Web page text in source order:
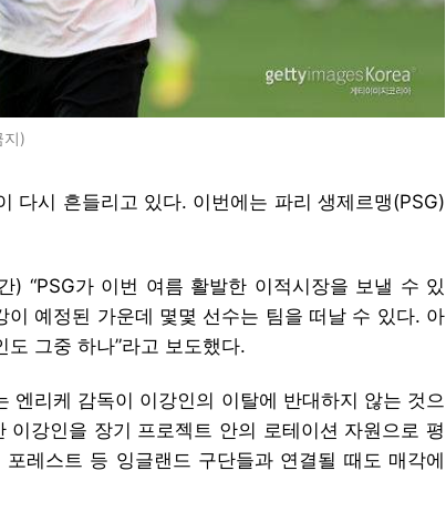
)
다시 흔들리고 있다. 이번에는 파리 생제르맹(PSG)
) “PSG가 이번 여름 활발한 이적시장을 보낼 수 있
예정된 가운데 몇몇 선수는 팀을 떠날 수 있다. 아
그중 하나”라고 보도했다.
엔리케 감독이 이강인의 이탈에 반대하지 않는 것으
이강인을 장기 프로젝트 안의 로테이션 자원으로 평
레스트 등 잉글랜드 구단들과 연결될 때도 매각에